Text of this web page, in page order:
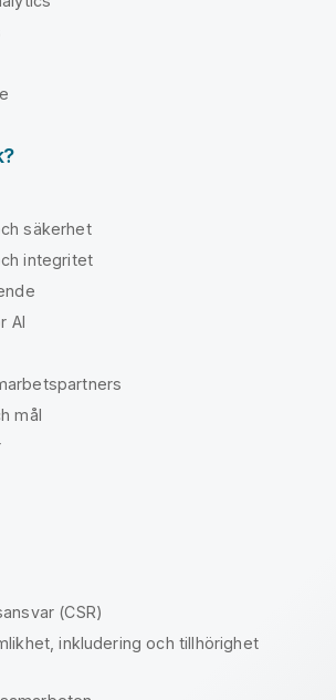
säkerhet
integritet
AI
mål
(CSR)
inkludering och tillhörighet